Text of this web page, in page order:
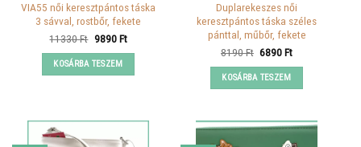
VIA55 női keresztpántos táska
3 sávval, rostbőr, fekete
11330Ft Original
was:
11330 Ft.
9890FtCurrent
KOSÁRBA TESZEM
Duplarekeszes női
keresztpántos táska széles
pánttal, műbőr, fekete
8190Ft Original
was:
8190 Ft.
6890FtCurrent
KOSÁRBA TESZEM